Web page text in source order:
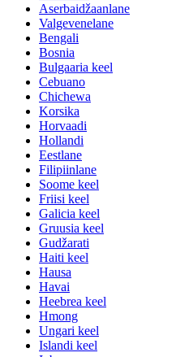
Aserbaidžaanlane
Valgevenelane
Bengali
Bosnia
Bulgaaria keel
Cebuano
Chichewa
Korsika
Horvaadi
Hollandi
Eestlane
Filipiinlane
Soome keel
Friisi keel
Galicia keel
Gruusia keel
Gudžarati
Haiti keel
Hausa
Havai
Heebrea keel
Hmong
Ungari keel
Islandi keel